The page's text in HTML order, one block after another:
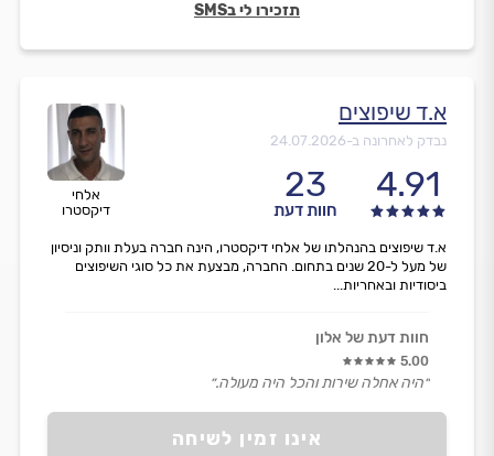
תזכירו לי בSMS
אלחי
דיקסטרו
א.ד שיפוצים
נבדק לאחרונה ב-24.07.2026
4.91
23
חוות דעת
אינו זמין לשיחה
א.ד שיפוצים בהנהלתו של אלחי דיקסטרו, הינה חברה בעלת וותק וניסיון
של מעל ל-20 שנים בתחום. החברה, מבצעת את כל סוגי השיפוצים
ביסודיות ובאחריות...
חוות דעת של אלון
5.00
״היה אחלה שירות והכל היה מעולה.״